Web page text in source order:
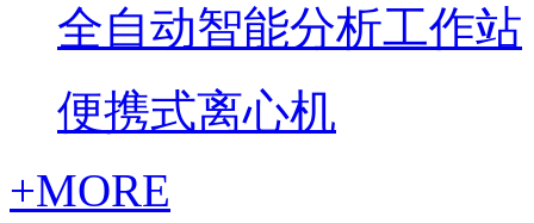
全自动智能分析工作站
便携式离心机
+MORE